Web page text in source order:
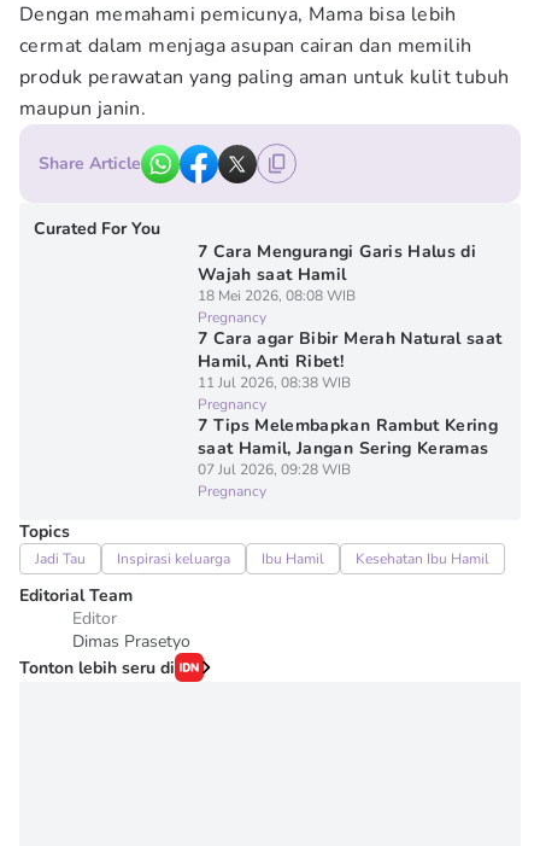
Dengan memahami pemicunya, Mama bisa lebih
cermat dalam menjaga asupan cairan dan memilih
produk perawatan yang paling aman untuk kulit tubuh
maupun janin.
Share Article
Curated For You
7 Cara Mengurangi Garis Halus di
Wajah saat Hamil
18 Mei 2026, 08:08 WIB
Pregnancy
7 Cara agar Bibir Merah Natural saat
Hamil, Anti Ribet!
11 Jul 2026, 08:38 WIB
Pregnancy
7 Tips Melembapkan Rambut Kering
saat Hamil, Jangan Sering Keramas
07 Jul 2026, 09:28 WIB
Pregnancy
Topics
Jadi Tau Inspirasi keluarga Ibu Hamil Kesehatan Ibu Hamil
Editorial Team
Editor
Dimas Prasetyo
Tonton lebih seru di